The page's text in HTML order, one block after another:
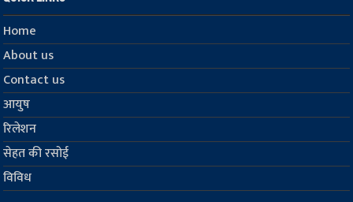
Home
About us
Contact us
आयुष
रिलेशन
सेहत की रसोई
विविध